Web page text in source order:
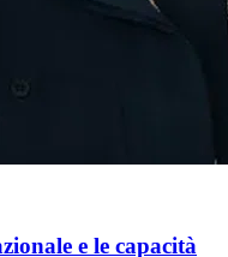
e le capacità